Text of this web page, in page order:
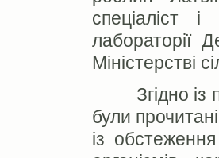
спеціаліст і
лабораторії
Міністерстві
Згідно із
були
із